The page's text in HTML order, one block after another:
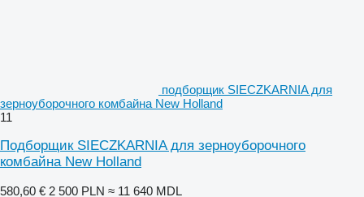
подборщик SIECZKARNIA для
зерноуборочного комбайна New Holland
11
Подборщик SIECZKARNIA для зерноуборочного
комбайна New Holland
580,60 € 2 500 PLN ≈ 11 640 MDL